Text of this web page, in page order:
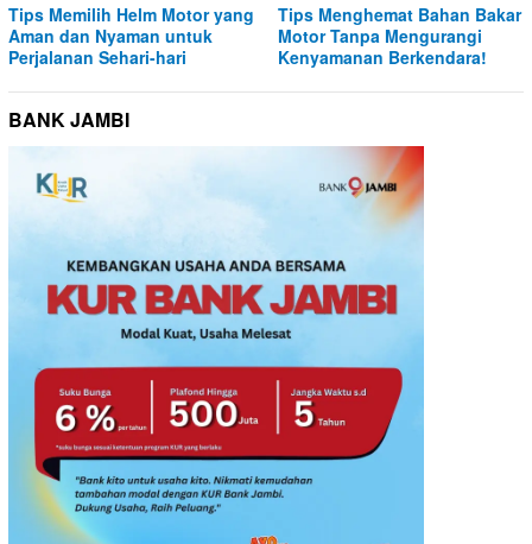
Tips Memilih Helm Motor yang
Aman dan Nyaman untuk
Perjalanan Sehari-hari
Tips Menghemat Bahan Bakar
Motor Tanpa Mengurangi
Kenyamanan Berkendara!
BANK JAMBI